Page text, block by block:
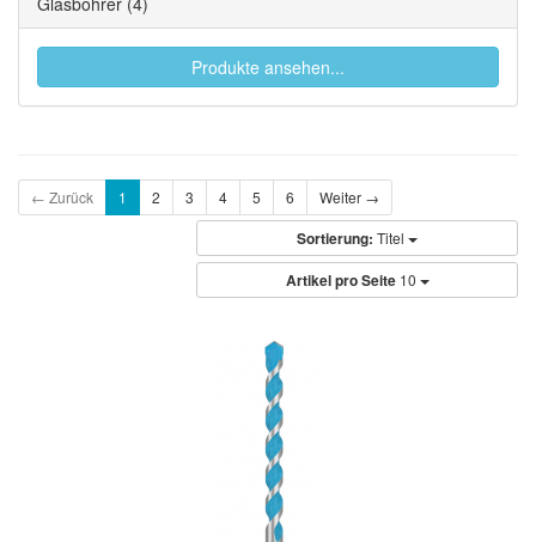
Produkte ansehen...
← Zurück 1 2 3 4 5 6 Weiter →
Sortierung: Titel
Artikel pro Seite 10